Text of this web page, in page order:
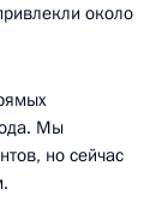
около
Мы
но сейчас